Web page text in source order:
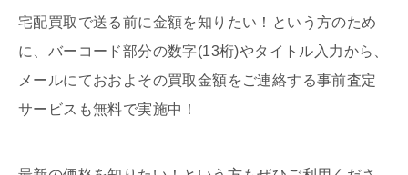
宅配買取で送る前に金額を知りたい！という方のため
に、バーコード部分の数字(13桁)やタイトル入力から、
メールにておおよその買取金額をご連絡する事前査定
サービスも無料で実施中！